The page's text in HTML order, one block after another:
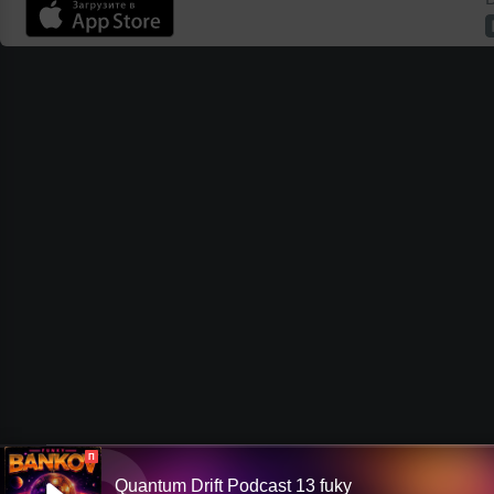
П
Quantum Drift Podcast 13 fuky